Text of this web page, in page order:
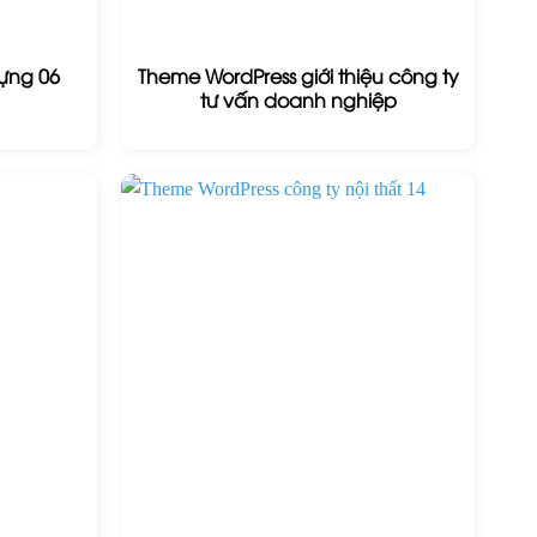
06
Theme WordPress giới thiệu công ty
tư vấn doanh nghiệp